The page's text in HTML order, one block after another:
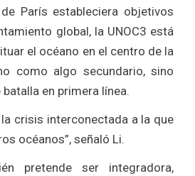
París estableciera objetivos
global, la UNOC3 está
el océano en el centro de la
como algo secundario, sino
en primera línea.
la crisis interconectada a la que
océanos”, señaló Li.
pretende ser integradora,